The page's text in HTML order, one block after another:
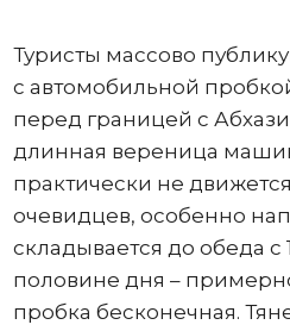
Туристы массово
с автомобильной
перед границей с
длинная вереница
практически не
очевидцев, особенно
складывается до обеда с
половине дня – примерно
пробка бесконечная.